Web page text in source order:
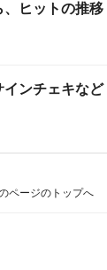
ヒットの推移
ンチェキなど
ページのトップへ